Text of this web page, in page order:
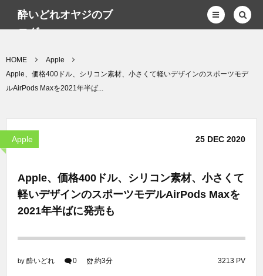
酔いどれオヤジのブ
ログwp
HOME
Apple
Apple、価格400ドル、シリコン素材、小さくて軽いデザインのスポーツモデ
ルAirPods Maxを2021年半ば...
Apple 25 DEC 2020
Apple、価格400ドル、シリコン素材、小さくて
軽いデザインのスポーツモデルAirPods Maxを
2021年半ばに発売も
by 酔いどれ 0 3213 PV
約3分